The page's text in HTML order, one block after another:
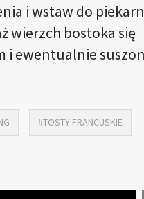
i wstaw do
wierzch bostoka się
i ewentualnie
#TOSTY FRANCUSKIE